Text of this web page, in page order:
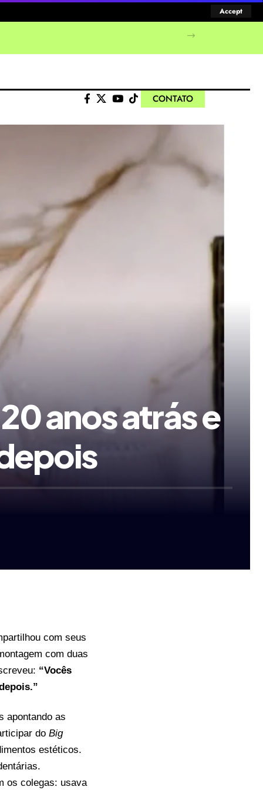
Accept
CONTATO
anos atrás e
com seus
com duas
“Vocês
apontando as
do Big
estéticos.
os colegas: usava